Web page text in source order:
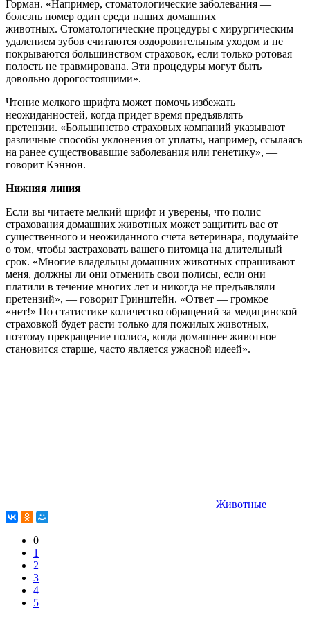
Горман. «Например, стоматологические заболевания —
болезнь номер один среди наших домашних
животных. Стоматологические процедуры с хирургическим
удалением зубов считаются оздоровительным уходом и не
покрываются большинством страховок, если только ротовая
полость не травмирована. Эти процедуры могут быть
довольно дорогостоящими».
Чтение мелкого шрифта может помочь избежать
неожиданностей, когда придет время предъявлять
претензии. «Большинство страховых компаний указывают
различные способы уклонения от уплаты, например, ссылаясь
на ранее существовавшие заболевания или генетику», —
говорит Кэннон.
Нижняя линия
Если вы читаете мелкий шрифт и уверены, что полис
страхования домашних животных может защитить вас от
существенного и неожиданного счета ветеринара, подумайте
о том, чтобы застраховать вашего питомца на длительный
срок. «Многие владельцы домашних животных спрашивают
меня, должны ли они отменить свои полисы, если они
платили в течение многих лет и никогда не предъявляли
претензий», — говорит Гринштейн. «Ответ — громкое
«нет!» По статистике количество обращений за медицинской
страховкой будет расти только для пожилых животных,
поэтому прекращение полиса, когда домашнее животное
становится старше, часто является ужасной идеей».
Животные
0
1
2
3
4
5